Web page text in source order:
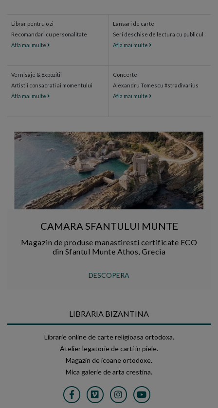
Librar pentru o zi
Recomandari cu personalitate
Afla mai multe
Lansari de carte
Seri deschise de lectura cu publicul
Afla mai multe
Vernisaje & Expozitii
Artistii consacrati ai momentului
Afla mai multe
Concerte
Alexandru Tomescu #stradivarius
Afla mai multe
CAMARA SFANTULUI MUNTE
Magazin de produse manastiresti certificate ECO
din Sfantul Munte Athos, Grecia
DESCOPERA
LIBRARIA BIZANTINA
Librarie online de carte religioasa ortodoxa.
Atelier legatorie de carti in piele.
Magazin de icoane ortodoxe.
Mica galerie de arta crestina.